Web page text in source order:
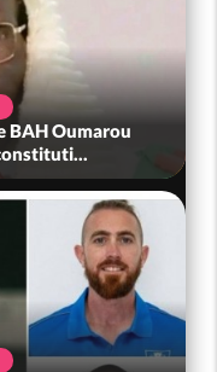
BAH Oumarou